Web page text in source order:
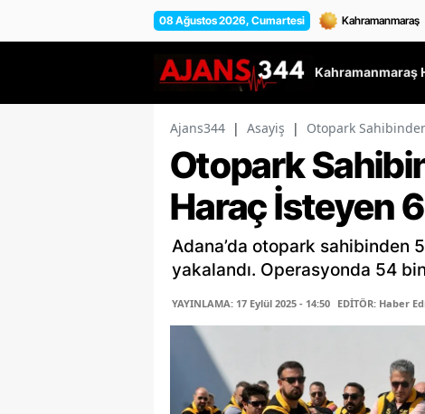
08 Ağustos 2026, Cumartesi
Kahramanmaraş
Ajans344 | Asayiş | Otopark
Otopark
Haraç İsteyen
Adana’da otopark sahibinden
yakalandı. Operasyonda 54
YAYINLAMA: 17 Eylül 2025 - 14:50 EDİTÖR: Haber